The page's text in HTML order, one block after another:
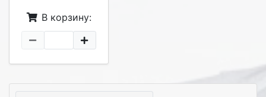
В корзину: